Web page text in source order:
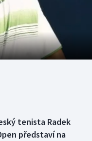
tenista Radek
představí na